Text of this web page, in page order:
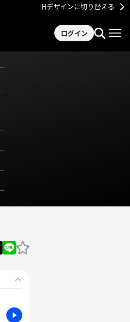
旧デザインに切り替える
ログイン